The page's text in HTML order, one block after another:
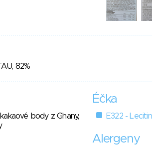
82%
body z Ghany,
Éčka
E322 -
Alergeny